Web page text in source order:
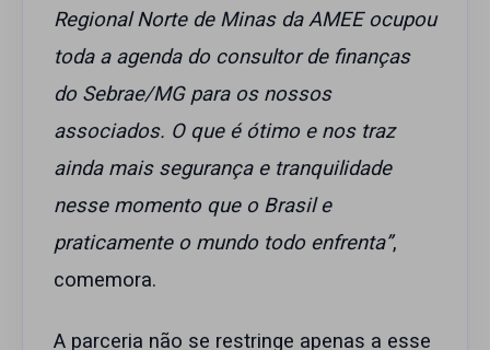
Regional Norte de Minas da AMEE ocupou
toda a agenda do consultor de finanças
do Sebrae/MG para os nossos
associados. O que é ótimo e nos traz
ainda mais segurança e tranquilidade
nesse momento que o Brasil e
praticamente o mundo todo enfrenta”,
comemora.
A parceria não se restringe apenas a esse